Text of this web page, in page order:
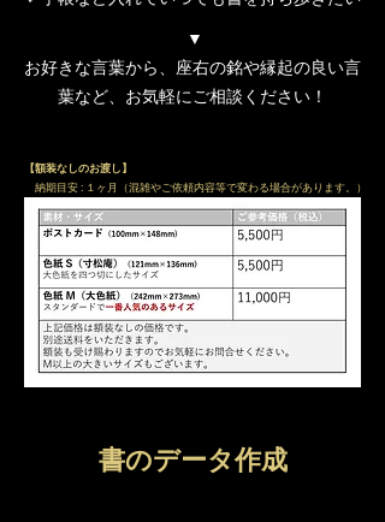
▼
お好きな言葉から、座右の銘や縁起の良い言
葉など、お気軽にご相談ください！
【額装なしのお渡し】
納期目安 : １ヶ月（混雑やご依頼内容等で変わる場合があります。）
​書のデータ作成